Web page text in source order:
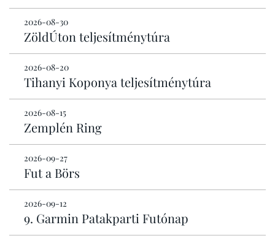
2026-08-30
ZöldÚton teljesítménytúra
2026-08-20
Tihanyi Koponya teljesítménytúra
2026-08-15
Zemplén Ring
2026-09-27
Fut a Börs
2026-09-12
9. Garmin Patakparti Futónap